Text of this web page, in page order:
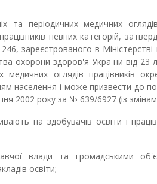
та періодичних медичних оглядів
певних категорій,
зареєстрованого в Міністерстві
охорони здоров'я України від
медичних оглядів працівників
населення і може призвести до
2002 року за № 639/6927 (із
на здобувачів освіти і
влади та громадськими
освіти;